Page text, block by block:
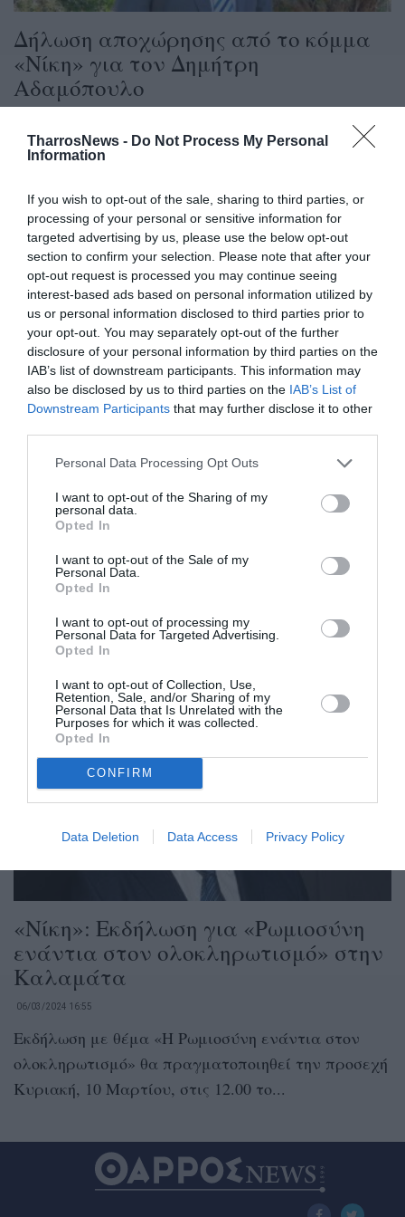
TharrosNews - Do Not Process My Personal
Information
If you wish to opt-out of the sale, sharing to third parties, or
processing of your personal or sensitive information for
targeted advertising by us, please use the below opt-out
section to confirm your selection. Please note that after your
opt-out request is processed you may continue seeing
interest-based ads based on personal information utilized by
us or personal information disclosed to third parties prior to
your opt-out. You may separately opt-out of the further
disclosure of your personal information by third parties on the
IAB’s list of downstream participants. This information may
also be disclosed by us to third parties on the IAB’s List of
Downstream Participants that may further disclose it to other
Personal Data Processing Opt Outs
I want to opt-out of the Sharing of my
personal data.
Opted In
I want to opt-out of the Sale of my
Personal Data.
Opted In
I want to opt-out of processing my
Personal Data for Targeted Advertising.
Opted In
I want to opt-out of Collection, Use,
Retention, Sale, and/or Sharing of my
Personal Data that Is Unrelated with the
Purposes for which it was collected.
Opted In
CONFIRM
Data Deletion Data Access Privacy Policy
Δήλωση αποχώρησης από το κόμμα
«Νίκη» για τον Δημήτρη
Αδαμόπουλο
Την αποχώρησή του από το κόμμα "Νίκη" σημειώνει
βουλευτής στις τελευταίες...
Εθνική Πινακοθήκη και κατέστρεψε
εκθέματα
10/03/2025 13:13
Ένα πρωτοφανές και αδιανόητο περιστατικό έλαβε
χώρα στην Εθνική Πινακοθήκη, καθώς ο βουλευτής
της Νίκης, Νίκος Παπαδόπουλος, έσπασε...
«Νίκη»: Εκδήλωση για «Ρωμιοσύνη
ενάντια στον ολοκληρωτισμό» στην
Καλαμάτα
06/03/2024 16:55
Εκδήλωση με θέμα «Η Ρωμιοσύνη ενάντια στον
ολοκληρωτισμό» θα πραγματοποιηθεί την προσεχή
Κυριακή, 10 Μαρτίου, στις 12.00 το...